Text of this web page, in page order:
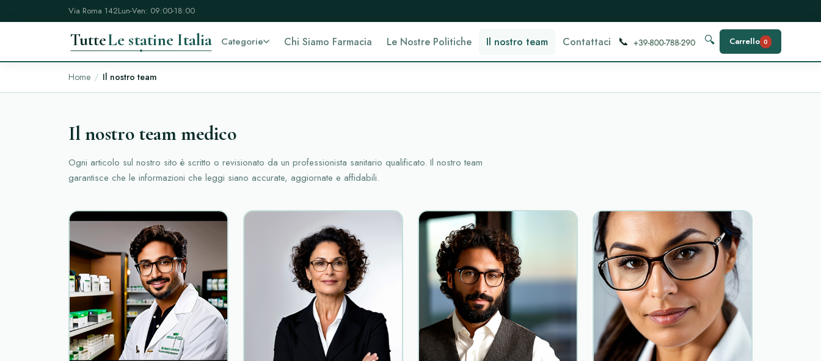
Via Roma 142Lun-Ven: 09:00-18:00
TutteLe statine Italia Categorie Chi Siamo Farmacia Le Nostre Politiche Il nostro team Contattaci 📞 🔍 Carrello 0
Home Il nostro team
Il nostro team medico
Ogni articolo sul nostro sito è scritto o revisionato da un professionista sanitario qualificato. Il nostro team
garantisce che le informazioni che leggi siano accurate, aggiornate e affidabili.